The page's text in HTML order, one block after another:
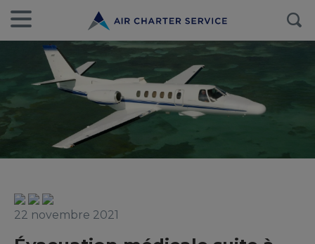
22 novembre 2021